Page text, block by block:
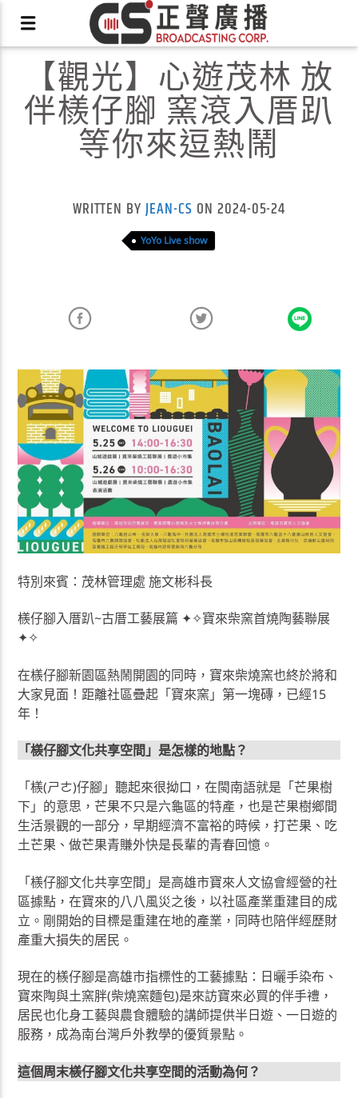
【觀光】心遊茂林 放
伴檨仔腳 窯滾入厝趴
等你來逗熱鬧
WRITTEN BYJEAN-CS ON 2024-05-24
YoYo Live show
特別來賓：茂林管理處 施文彬科長
檨仔腳入厝趴~古厝工藝展篇 ✦✧寶來柴窯首燒陶藝聯展
✦✧
在檨仔腳新園區熱鬧開園的同時，寶來柴燒窯也終於將和
大家見面！距離社區疊起「寶來窯」第一塊磚，已經15
年！
「檨仔腳文化共享空間」是怎樣的地點？
「檨(ㄕㄜ)仔腳」聽起來很拗口，在閩南語就是「芒果樹
下」的意思，芒果不只是六龜區的特產，也是芒果樹鄉間
生活景觀的一部分，早期經濟不富裕的時候，打芒果、吃
土芒果、做芒果青賺外快是長輩的青春回憶。
「檨仔腳文化共享空間」是高雄市寶來人文協會經營的社
區據點，在寶來的八八風災之後，以社區產業重建目的成
立。剛開始的目標是重建在地的產業，同時也陪伴經歷財
產重大損失的居民。
現在的檨仔腳是高雄市指標性的工藝據點：日曬手染布、
寶來陶與土窯胖(柴燒窯麵包)是來訪寶來必買的伴手禮，
居民也化身工藝與農食體驗的講師提供半日遊、一日遊的
服務，成為南台灣戶外教學的優質景點。
這個周末檨仔腳文化共享空間的活動為何？